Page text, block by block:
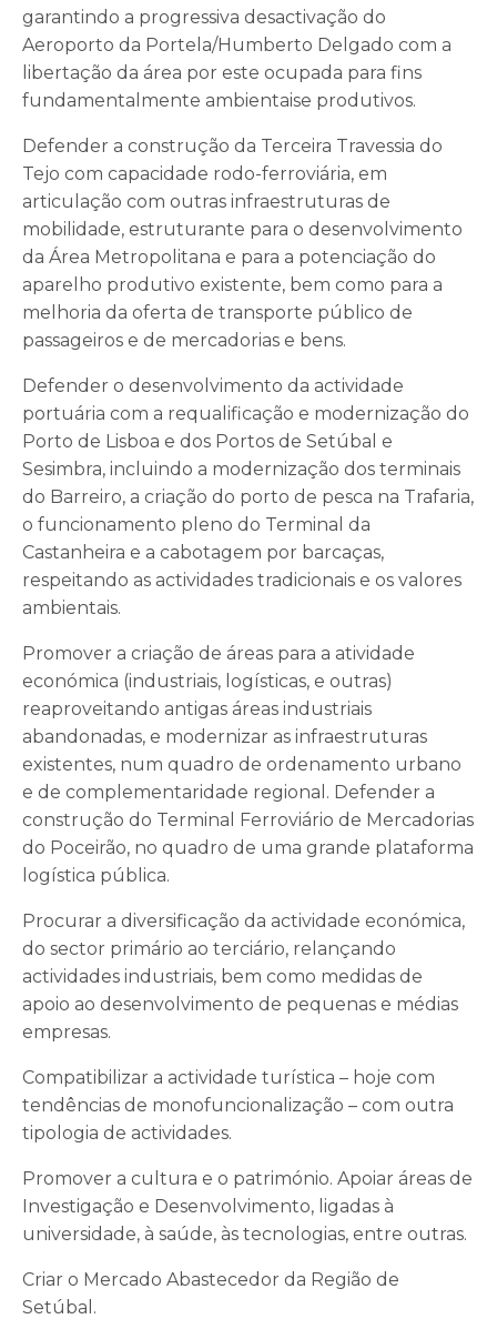
garantindo a progressiva desactivação do
Aeroporto da Portela/Humberto Delgado com a
libertação da área por este ocupada para fins
fundamentalmente ambientaise produtivos.
Defender a construção da Terceira Travessia do
Tejo com capacidade rodo-ferroviária, em
articulação com outras infraestruturas de
mobilidade, estruturante para o desenvolvimento
da Área Metropolitana e para a potenciação do
aparelho produtivo existente, bem como para a
melhoria da oferta de transporte público de
passageiros e de mercadorias e bens.
Defender o desenvolvimento da actividade
portuária com a requalificação e modernização do
Porto de Lisboa e dos Portos de Setúbal e
Sesimbra, incluindo a modernização dos terminais
do Barreiro, a criação do porto de pesca na Trafaria,
o funcionamento pleno do Terminal da
Castanheira e a cabotagem por barcaças,
respeitando as actividades tradicionais e os valores
ambientais.
Promover a criação de áreas para a atividade
económica (industriais, logísticas, e outras)
reaproveitando antigas áreas industriais
abandonadas, e modernizar as infraestruturas
existentes, num quadro de ordenamento urbano
e de complementaridade regional. Defender a
construção do Terminal Ferroviário de Mercadorias
do Poceirão, no quadro de uma grande plataforma
logística pública.
Procurar a diversificação da actividade económica,
do sector primário ao terciário, relançando
actividades industriais, bem como medidas de
apoio ao desenvolvimento de pequenas e médias
empresas.
Compatibilizar a actividade turística – hoje com
tendências de monofuncionalização – com outra
tipologia de actividades.
Promover a cultura e o património. Apoiar áreas de
Investigação e Desenvolvimento, ligadas à
universidade, à saúde, às tecnologias, entre outras.
Criar o Mercado Abastecedor da Região de
Setúbal.